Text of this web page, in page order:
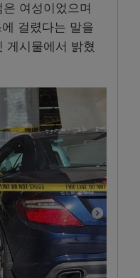
여성이었으며
걸렸다는 말을
게시물에서 밝혔